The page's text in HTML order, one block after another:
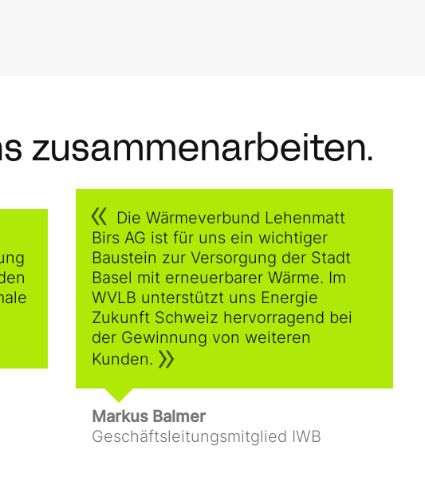
zusammenarbeiten.
Die Wärmeverbund Lehenmatt
Birs AG ist für uns ein wichtiger
Baustein zur Versorgung der Stadt
Basel mit erneuerbarer Wärme. Im
WVLB unterstützt uns Energie
Zukunft Schweiz hervorragend bei
der Gewinnung von weiteren
Kunden.
Markus Balmer
Geschäftsleitungsmitglied IWB